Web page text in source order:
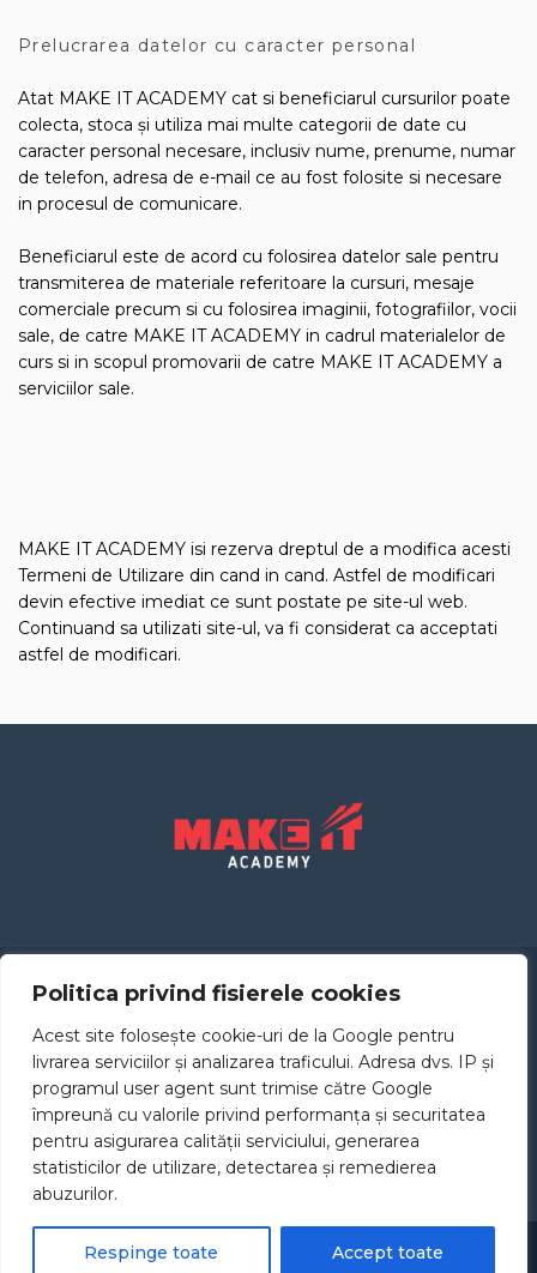
Politica privind fisierele cookies
Acest site folosește cookie-uri de la Google pentru
livrarea serviciilor și analizarea traficului. Adresa dvs. IP și
programul user agent sunt trimise către Google
împreună cu valorile privind performanța și securitatea
pentru asigurarea calității serviciului, generarea
statisticilor de utilizare, detectarea și remedierea
abuzurilor.
Respinge toate Accept toate
Prelucrarea datelor cu caracter personal
Atat MAKE IT ACADEMY cat si beneficiarul cursurilor poate
colecta, stoca și utiliza mai multe categorii de date cu
caracter personal necesare, inclusiv nume, prenume, numar
de telefon, adresa de e-mail ce au fost folosite si necesare
in procesul de comunicare.
Beneficiarul este de acord cu folosirea datelor sale pentru
transmiterea de materiale referitoare la cursuri, mesaje
comerciale precum si cu folosirea imaginii, fotografiilor, vocii
sale, de catre MAKE IT ACADEMY in cadrul materialelor de
curs si in scopul promovarii de catre MAKE IT ACADEMY a
serviciilor sale.
MAKE IT ACADEMY isi rezerva dreptul de a modifica acesti
Termeni de Utilizare din cand in cand. Astfel de modificari
devin efective imediat ce sunt postate pe site-ul web.
Continuand sa utilizati site-ul, va fi considerat ca acceptati
astfel de modificari.
CURSURI CONTACT
TERMENI ACADEMIA
Copyright © 2025 MAKE IT ACADEMY